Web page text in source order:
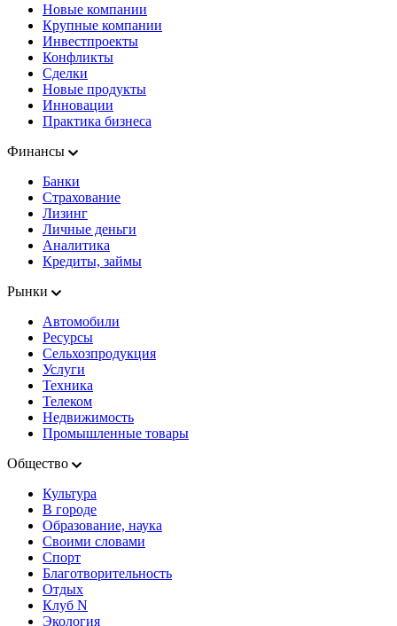
Новые компании
Крупные компании
Инвестпроекты
Конфликты
Сделки
Новые продукты
Инновации
Практика бизнеса
Финансы
Банки
Страхование
Лизинг
Личные деньги
Аналитика
Кредиты, займы
Рынки
Автомобили
Ресурсы
Сельхозпродукция
Услуги
Техника
Телеком
Недвижимость
Промышленные товары
Общество
Культура
В городе
Образование, наука
Своими словами
Спорт
Благотворительность
Отдых
Клуб N
Экология